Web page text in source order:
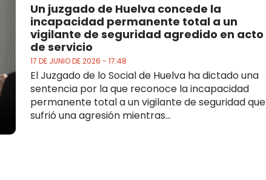
Un juzgado de Huelva concede la
incapacidad permanente total a un
vigilante de seguridad agredido en acto
de servicio
17 DE JUNIO DE 2026 - 17:48
El Juzgado de lo Social de Huelva ha dictado una
sentencia por la que reconoce la incapacidad
permanente total a un vigilante de seguridad que
sufrió una agresión mientras...